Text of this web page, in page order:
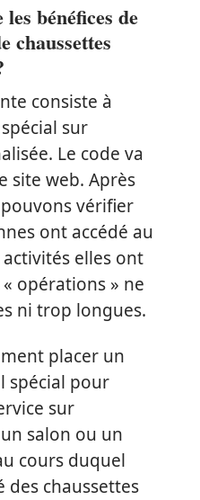
bénéfices de
chaussettes
consiste à
sur
Le code va
site web. Après
vérifier
ont accédé au
elles ont
opérations » ne
ni trop longues.
placer un
spécial pour
sur
salon ou un
cours duquel
des chaussettes